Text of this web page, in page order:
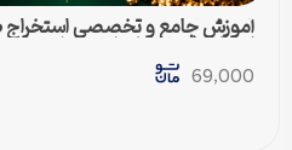
آموزش جامع و تخصصی استخراج
لپ‌تاپ (روش‌های اسید پراکسید و
69,000